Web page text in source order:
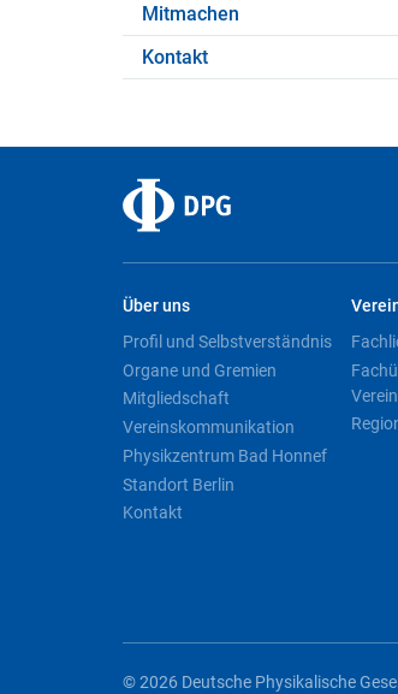
Mitmachen
Kontakt
Über uns
Profil und Selbstverständnis
Organe und Gremien
Mitgliedschaft
Vereinskommunikation
Physikzentrum Bad Honnef
Standort Berlin
Kontakt
© 2026 Deutsche Physikalische